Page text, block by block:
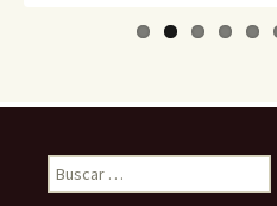
Buscar: